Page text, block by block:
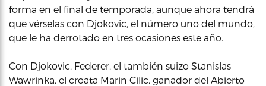
forma en el final de temporada, aunque ahora tendrá
que vérselas con Djokovic, el número uno del mundo,
que le ha derrotado en tres ocasiones este año.
Con Djokovic, Federer, el también suizo Stanislas
Wawrinka, el croata Marin Cilic, ganador del Abierto